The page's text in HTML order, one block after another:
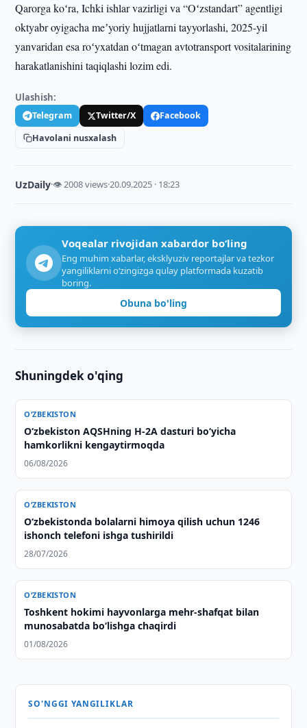
Qarorga koʻra, Ichki ishlar vazirligi va “Oʻzstandart” agentligi
oktyabr oyigacha meʼyoriy hujjatlarni tayyorlashi, 2025-yil
yanvaridan esa roʻyxatdan oʻtmagan avtotransport vositalarining
harakatlanishini taqiqlashi lozim edi.
Ulashish:
Telegram Twitter/X
Facebook
Havolani nusxalash
UzDaily·👁 2008 views·20.09.2025 · 18:23
Voqealar rivojidan xabardor bo‘ling
Eng muhim xabarlar, eksklyuziv reportajlar va tezkor
yangiliklarni o‘zingizga qulay platformada kuzatib
boring.
Obuna bo'ling
Shuningdek o'qing
O‘ZBEKISTON
O‘zbekiston AQSHning H-2A dasturi bo‘yicha
hamkorlikni kengaytirmoqda
06/08/2026
O‘ZBEKISTON
O‘zbekistonda bolalarni himoya qilish uchun 1246
ishonch telefoni ishga tushirildi
28/07/2026
O‘ZBEKISTON
Toshkent hokimi hayvonlarga mehr-shafqat bilan
munosabatda bo‘lishga chaqirdi
01/08/2026
SO'NGGI YANGILIKLAR